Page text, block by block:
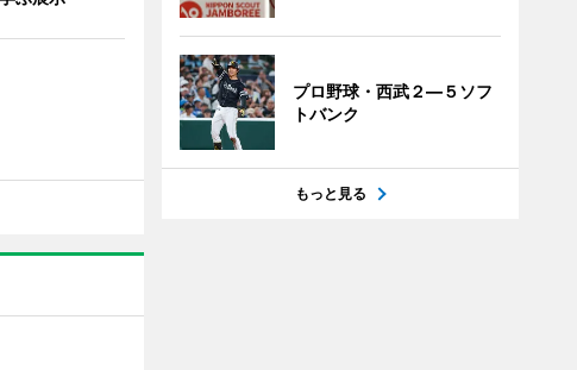
プロ野球・西武２―５ソフ
トバンク
もっと見る